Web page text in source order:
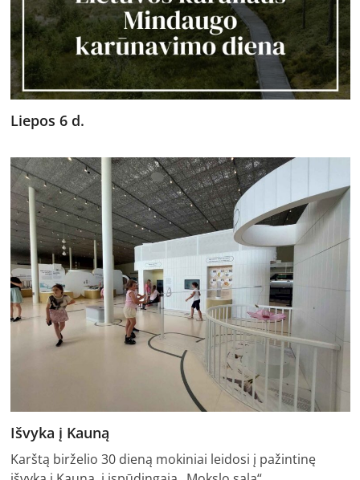
Liepos 6 d.
Išvyka į Kauną
Karštą birželio 30 dieną mokiniai leidosi į pažintinę